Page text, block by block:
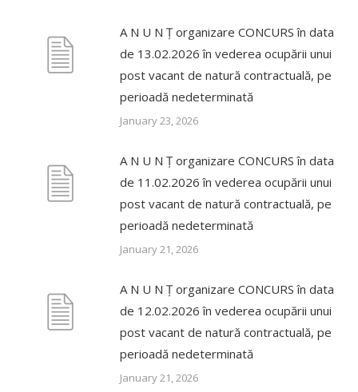
A N U N Ț organizare CONCURS în data
de 13.02.2026 în vederea ocupării unui
post vacant de natură contractuală, pe
perioadă nedeterminată
January 23, 2026
A N U N Ț organizare CONCURS în data
de 11.02.2026 în vederea ocupării unui
post vacant de natură contractuală, pe
perioadă nedeterminată
January 21, 2026
A N U N Ț organizare CONCURS în data
de 12.02.2026 în vederea ocupării unui
post vacant de natură contractuală, pe
perioadă nedeterminată
January 21, 2026